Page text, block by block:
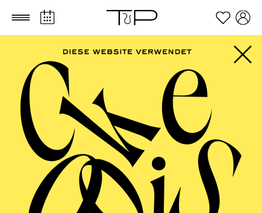
Zum Hauptinhalt springen Zum Footer springen
PHILHARMONIE